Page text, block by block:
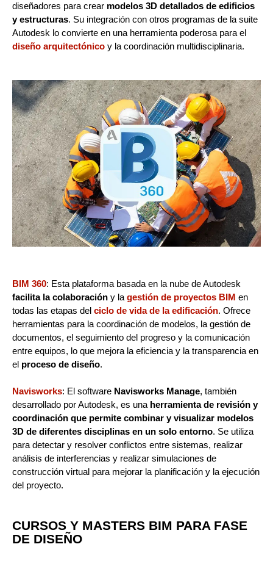
diseñadores para crear modelos 3D detallados de edificios
y estructuras. Su integración con otros programas de la suite
Autodesk lo convierte en una herramienta poderosa para el
diseño arquitectónico y la coordinación multidisciplinaria.
BIM 360: Esta plataforma basada en la nube de Autodesk
facilita la colaboración y la gestión de proyectos BIM en
todas las etapas del ciclo de vida de la edificación. Ofrece
herramientas para la coordinación de modelos, la gestión de
documentos, el seguimiento del progreso y la comunicación
entre equipos, lo que mejora la eficiencia y la transparencia en
el proceso de diseño.
Navisworks: El software Navisworks Manage, también
desarrollado por Autodesk, es una herramienta de revisión y
coordinación que permite combinar y visualizar modelos
3D de diferentes disciplinas en un solo entorno. Se utiliza
para detectar y resolver conflictos entre sistemas, realizar
análisis de interferencias y realizar simulaciones de
construcción virtual para mejorar la planificación y la ejecución
del proyecto.
CURSOS Y MASTERS BIM PARA FASE
DE DISEÑO